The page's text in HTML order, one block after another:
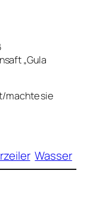
„Gula
machte sie
Wasser